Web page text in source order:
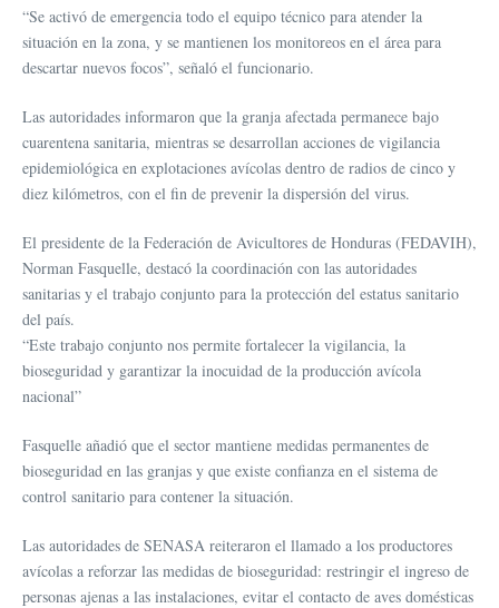
“Se activó de emergencia todo el equipo técnico para atender la
situación en la zona, y se mantienen los monitoreos en el área para
descartar nuevos focos”, señaló el funcionario.
Las autoridades informaron que la granja afectada permanece bajo
cuarentena sanitaria, mientras se desarrollan acciones de vigilancia
epidemiológica en explotaciones avícolas dentro de radios de cinco y
diez kilómetros, con el fin de prevenir la dispersión del virus.
El presidente de la Federación de Avicultores de Honduras (FEDAVIH),
Norman Fasquelle, destacó la coordinación con las autoridades
sanitarias y el trabajo conjunto para la protección del estatus sanitario
del país.
“Este trabajo conjunto nos permite fortalecer la vigilancia, la
bioseguridad y garantizar la inocuidad de la producción avícola
nacional”
Fasquelle añadió que el sector mantiene medidas permanentes de
bioseguridad en las granjas y que existe confianza en el sistema de
control sanitario para contener la situación.
Las autoridades de SENASA reiteraron el llamado a los productores
avícolas a reforzar las medidas de bioseguridad: restringir el ingreso de
personas ajenas a las instalaciones, evitar el contacto de aves domésticas